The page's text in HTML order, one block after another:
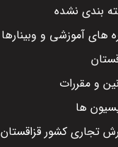
بندی نشده
های آموزشی و وبینارها
و مقررات
ها
تجاری کشور قزاقستان